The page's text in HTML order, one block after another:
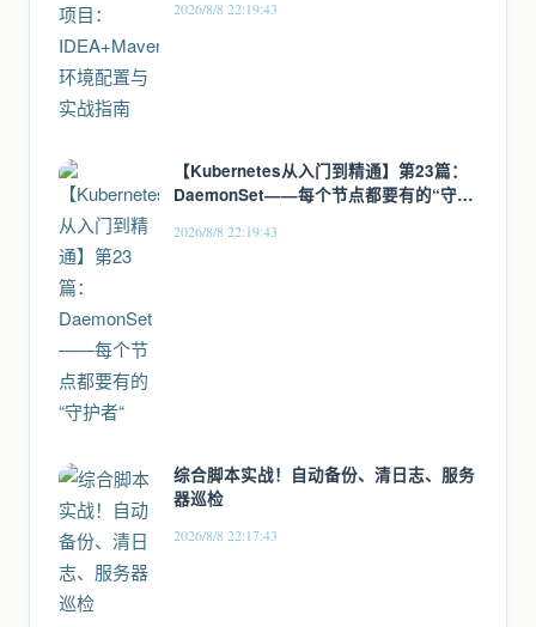
2026/8/8 22:19:43
【Kubernetes从入门到精通】第23篇：
DaemonSet——每个节点都要有的“守护
2026/8/8 22:19:43
综合脚本实战！自动备份、清日志、服务
器巡检
2026/8/8 22:17:43